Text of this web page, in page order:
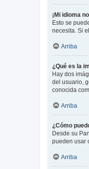
¡Mi idioma
Esto se
necesita. Si
Arriba
¿Qué es la
Hay dos
del usuario,
conocida
Arriba
¿Cómo
Desde su
pueden usar
Arriba